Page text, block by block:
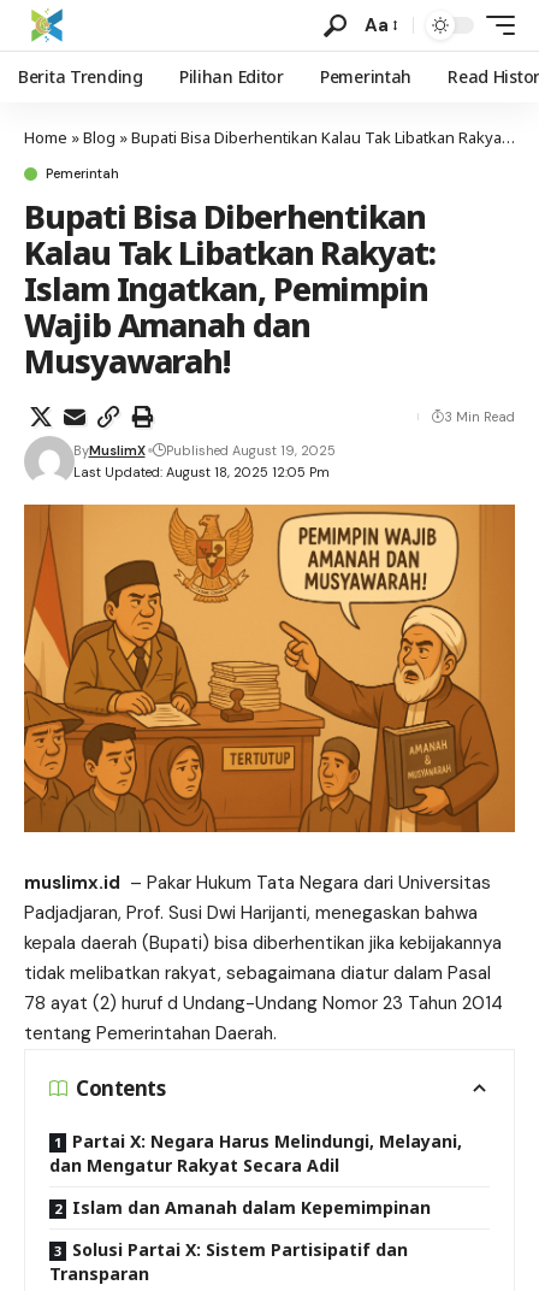
Aa
Berita Trending Pilihan Editor Pemerintah Read
Home »Blog »Bupati Bisa Diberhentikan Kalau Tak Libatkan Rakyat: Islam Ingatkan, Pemimpin Wajib Amanah dan Musyawarah!
Pemerintah
Bupati Bisa Diberhentikan
Kalau Tak Libatkan Rakyat:
Islam Ingatkan, Pemimpin
Wajib Amanah dan
Musyawarah!
Last Updated: August 18, 2025 12:05 Pm
ByMuslimX Published August 19, 2025
3 Min Read
muslimx.id – Pakar Hukum Tata Negara dari Universitas
Padjadjaran, Prof. Susi Dwi Harijanti, menegaskan bahwa
kepala daerah (Bupati) bisa diberhentikan jika kebijakannya
tidak melibatkan rakyat, sebagaimana diatur dalam Pasal
78 ayat (2) huruf d Undang-Undang Nomor 23 Tahun 2014
tentang Pemerintahan Daerah.
Contents
Partai X: Negara Harus Melindungi, Melayani,
dan Mengatur Rakyat Secara Adil
Islam dan Amanah dalam Kepemimpinan
Solusi Partai X: Sistem Partisipatif dan
Transparan